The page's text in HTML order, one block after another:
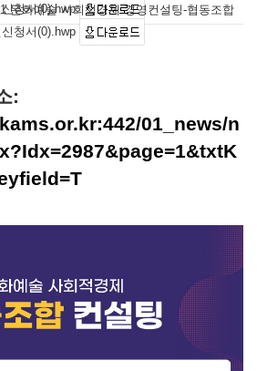
청서(0).hwp
문화예술 사회적경제 경영컨설팅-협동조합
청서(0).hwp
:
01_news/n